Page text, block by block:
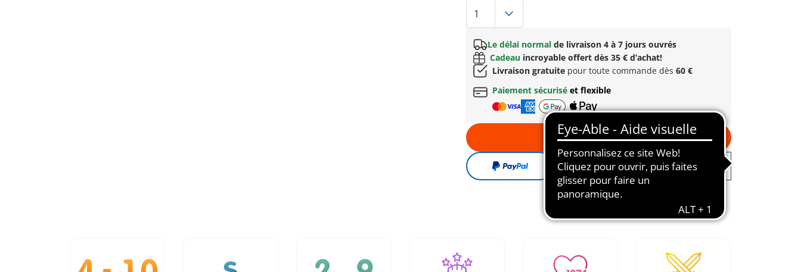
Le délai normalde livraison 4 à 7 jours ouvrés
Cadeauincroyable offert dès 35 € d’achat!
Livraison gratuite pour toute commande dès 60 €
Paiement sécurisé et flexible
Au panier